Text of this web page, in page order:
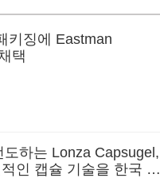
키징에 Eastman
택
하는 Lonza Capsugel,
인 캡슐 기술을 한국 시